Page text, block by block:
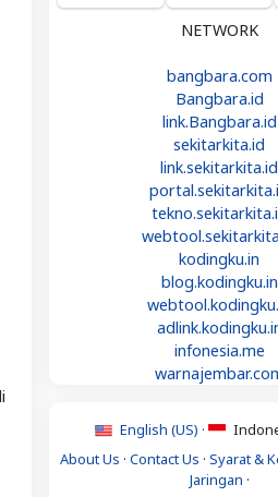
NETWORK
bangbara.com
Bangbara.id
link.Bangbara.id
sekitarkita.id
link.sekitarkita.id
kodingku.in
blog.kodingku.in
infonesia.me
English (US) ·
About Us · Contact Us · Syarat &
Jaringan ·